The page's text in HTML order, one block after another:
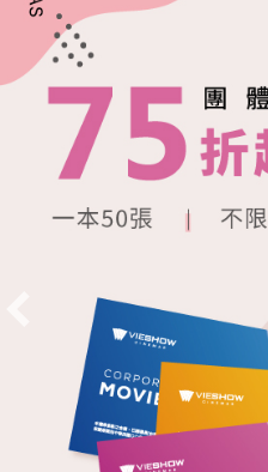
TITAN SCREEN
MUCROWN
IMAX
4DX
VR 演唱會
GOLD CLASS
AD口述影像
LIVE演唱會
影城公告
影城活動
中獎名單
合作夥伴